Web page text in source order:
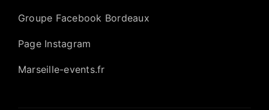
Groupe Facebook Bordeaux
Page Instagram
Marseille-events.fr